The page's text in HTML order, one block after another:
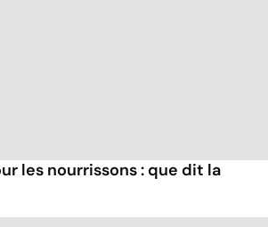
les nourrissons : que dit la